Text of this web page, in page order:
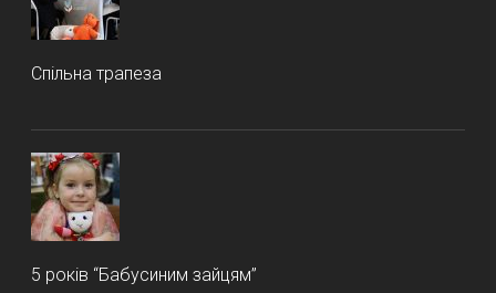
Спільна трапеза
5 років “Бабусиним зайцям”